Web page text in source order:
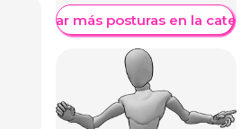
Mostrar más posturas en la